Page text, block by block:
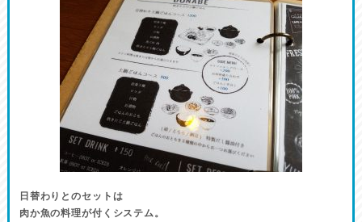
日替わりとのセットは
肉か魚の料理が付くシステム。